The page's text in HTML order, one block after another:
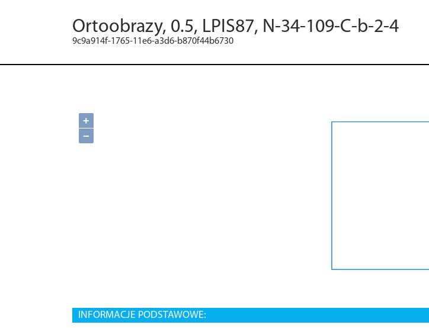
Ortoobrazy, 0.5, LPIS87, N-34-109-C-b-2-4
9c9a914f-1765-11e6-a3d6-b870f44b6730
+
−
INFORMACJE PODSTAWOWE: